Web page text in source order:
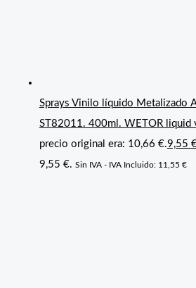
Sprays Vinilo líquido Metalizado
ST82011. 400ml. WETOR liquid
precio original era: 10,66 €.9,55
9,55 €. Sin IVA - IVA Incluido: 11,55 €